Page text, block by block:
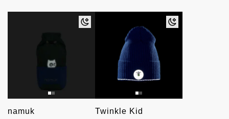
namuk Twinkle Kid